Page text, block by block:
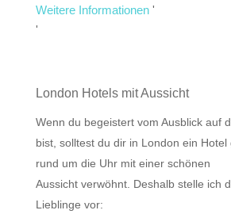
Weitere Informationen'
'
London Hotels mit Aussicht
Wenn du begeistert vom Ausblick auf
bist, solltest du dir in London ein Hotel
rund um die Uhr mit einer schönen
Aussicht verwöhnt. Deshalb stelle ich
Lieblinge vor: